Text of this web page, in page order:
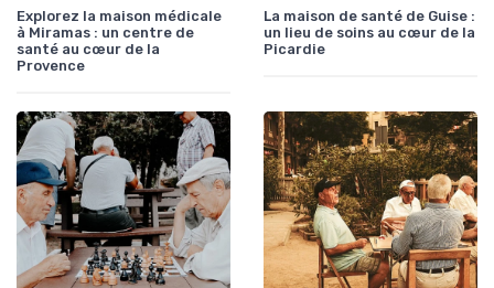
Explorez la maison médicale
à Miramas : un centre de
santé au cœur de la
Provence
La maison de santé de Guise :
un lieu de soins au cœur de la
Picardie